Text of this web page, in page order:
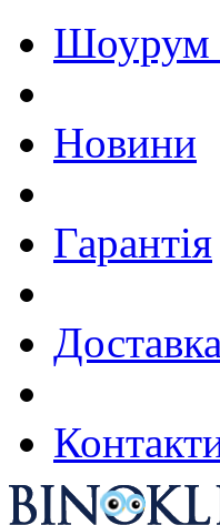
Шоурум
Новини
Гарантія